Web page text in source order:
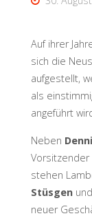
Auf ihrer
sich die
aufgestellt,
als
angeführt
Neben
Vorsitzender
stehen
Stüsgenund
neuer